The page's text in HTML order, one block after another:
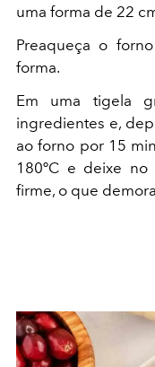
uma forma de 22
Preaqueça o
forma.
Em uma tigela
ingredientes e,
ao forno por 15
180ºC e deixe
firme, o que